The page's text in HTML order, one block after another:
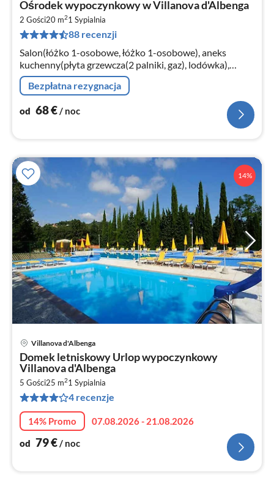
Ośrodek wypoczynkowy w Villanova d'Albenga
2 Gości20 m21 Sypialnia
88 recenzji
Salon(łóżko 1-osobowe, łóżko 1-osobowe), aneks
kuchenny(płyta grzewcza(2 palniki, gaz), lodówka),
łazienka(prysznic, toaleta)
Bezpłatna rezygnacja
od 68€/ noc
14%
Villanova d'Albenga
Domek letniskowy Urlop wypoczynkowy
Villanova d'Albenga
5 Gości25 m21 Sypialnia
4 recenzje
14% Promo
07.08.2026 - 21.08.2026
od 79€/ noc